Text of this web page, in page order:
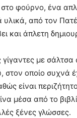
φούρνο, ένα
από τον
και άπλετη
με
οποίο συχνά
είναι
μέσα από το
ξένες γλώσσες.